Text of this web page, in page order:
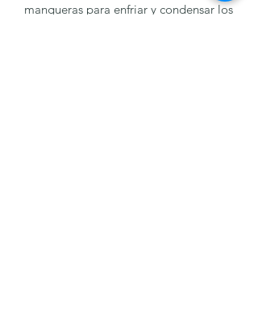
mangueras para enfriar y condensar los